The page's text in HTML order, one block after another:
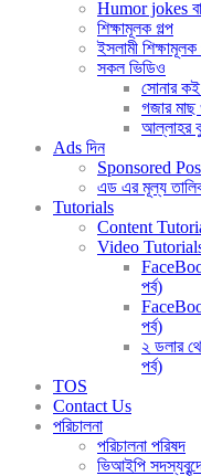
Humor jokes
শিক্ষামূলক গল্প
ইসলামী শিক্ষামূলক
সকল ভিডিও
সোনার
গজার
আল্লাহর
Ads দিন
Sponsored
এড এর মূল্য
Tutorials
Content
Video
পর্ব)
পর্ব)
২ ডলার
পর্ব)
TOS
Contact Us
পরিচালনা
পরিচালনা পরিষদ
ভিআইপি